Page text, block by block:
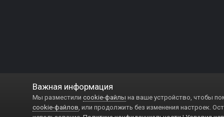
Важная информация
Мы разместили cookie-файлы на ваше устройство, чтобы
cookie-файлов, или продолжить без изменения настроек.